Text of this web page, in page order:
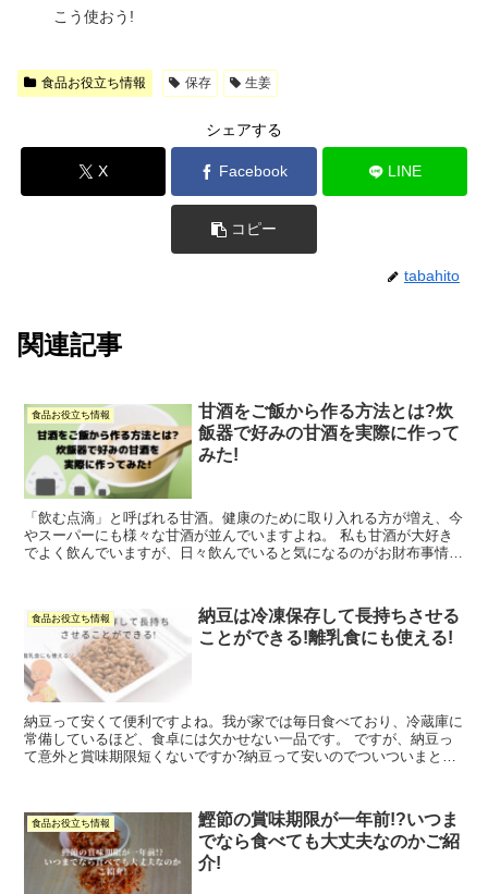
こう使おう!
食品お役立ち情報 保存 生姜
シェアする
X Facebook LINE
コピー
tabahito
関連記事
食品お役立ち情報
甘酒をご飯から作る方法とは?炊
飯器で好みの甘酒を実際に作って
みた!
「飲む点滴」と呼ばれる甘酒。健康のために取り入れる方が増え、今
やスーパーにも様々な甘酒が並んでいますよね。 私も甘酒が大好き
でよく飲んでいますが、日々飲んでいると気になるのがお財布事情。
食品お役立ち情報
納豆は冷凍保存して長持ちさせる
ことができる!離乳食にも使える!
納豆って安くて便利ですよね。我が家では毎日食べており、冷蔵庫に
常備しているほど、食卓には欠かせない一品です。 ですが、納豆っ
て意外と賞味期限短くないですか?納豆って安いのでついついまとめ
食品お役立ち情報
鰹節の賞味期限が一年前!?いつま
でなら食べても大丈夫なのかご紹
介!